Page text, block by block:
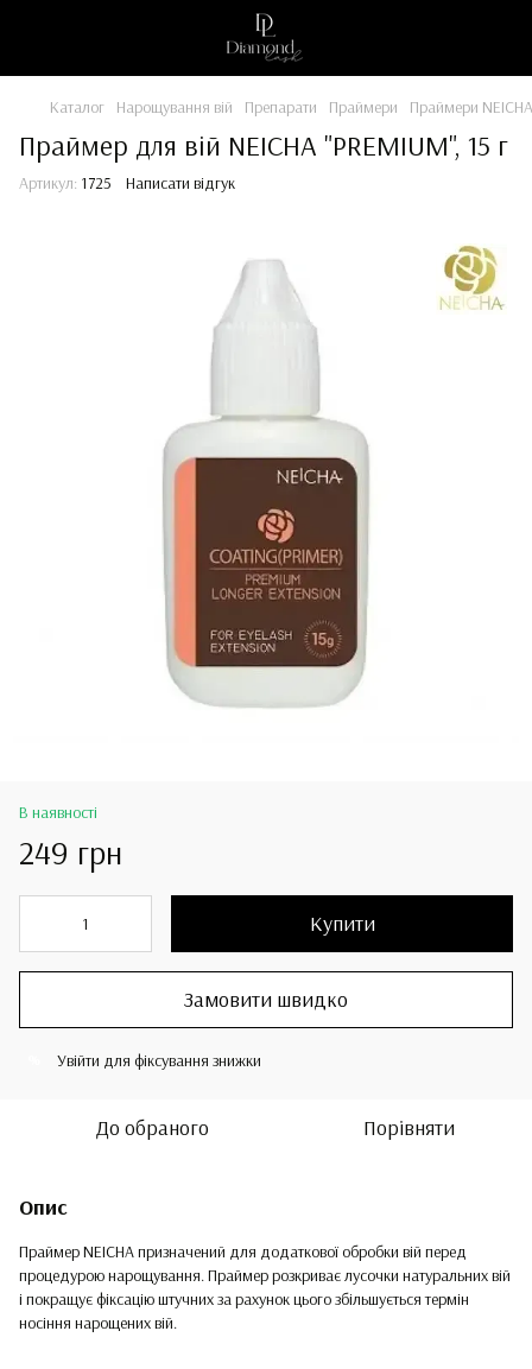
Каталог Нарощування вій Препарати Праймери Праймери NEICHA
Праймер для вій NEICHA "PREMIUM", 15 г
Артикул: 1725 Написати відгук
В наявності
249 грн
Купити
Замовити швидко
Увійти для фіксування знижки
До обраного Порівняти
Опис
Праймер NEICHA призначений для додаткової обробки вій перед
процедурою нарощування. Праймер розкриває лусочки натуральних вій
і покращує фіксацію штучних за рахунок цього збільшується термін
носіння нарощених вій.